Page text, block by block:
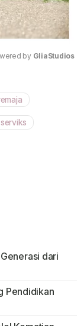
by GliaStudios
dari
Pendidikan